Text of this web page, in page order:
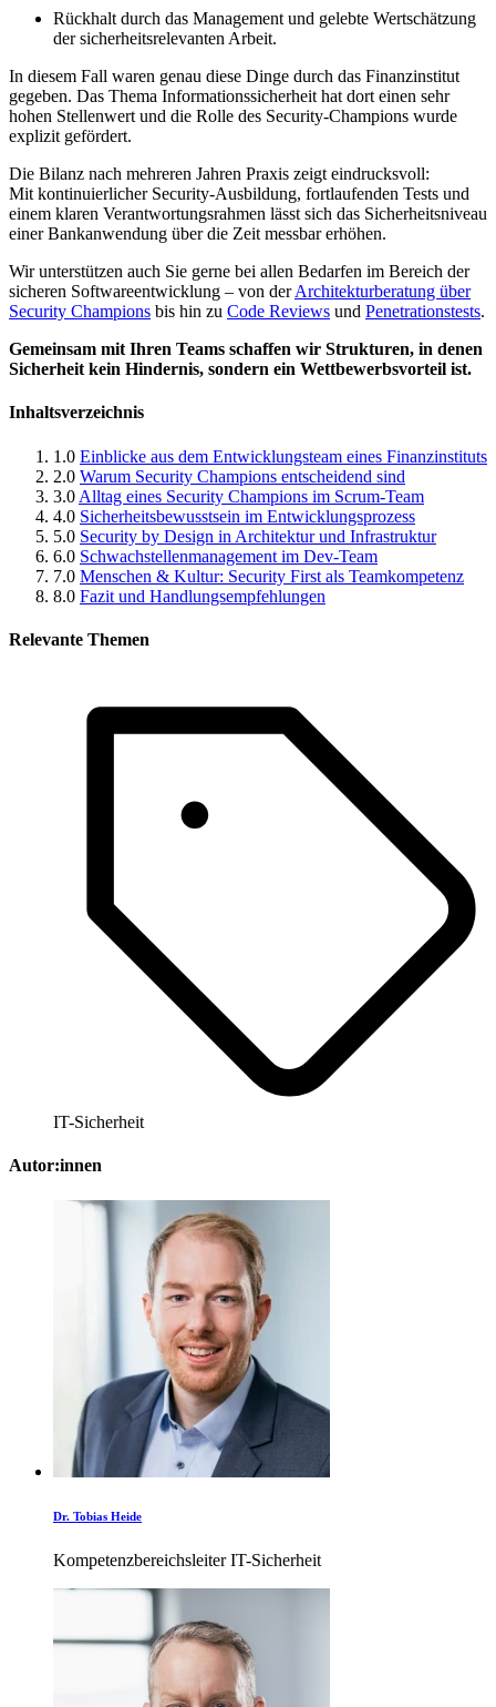
Rückhalt durch das Management und gelebte Wertschätzung
der sicherheitsrelevanten Arbeit.
In diesem Fall waren genau diese Dinge durch das Finanzinstitut
gegeben. Das Thema Informationssicherheit hat dort einen sehr
hohen Stellenwert und die Rolle des Security-Champions wurde
explizit gefördert.
Die Bilanz nach mehreren Jahren Praxis zeigt eindrucksvoll:
Mit kontinuierlicher Security-Ausbildung, fortlaufenden Tests und
einem klaren Verantwortungsrahmen lässt sich das Sicherheitsniveau
einer Bankanwendung über die Zeit messbar erhöhen.
Wir unterstützen auch Sie gerne bei allen Bedarfen im Bereich der
sicheren Softwareentwicklung – von derArchitekturberatung über
Security Champions bis hin zu Code Reviews und Penetrationstests.
Gemeinsam mit Ihren Teams schaffen wir Strukturen, in denen
Sicherheit kein Hindernis, sondern ein Wettbewerbsvorteil ist.
Inhaltsverzeichnis
1.0 Einblicke aus dem Entwicklungsteam eines Finanzinstituts
2.0 Warum Security Champions entscheidend sind
3.0 Alltag eines Security Champions im Scrum-Team
4.0 Sicherheitsbewusstsein im Entwicklungsprozess
5.0 Security by Design in Architektur und Infrastruktur
6.0 Schwachstellenmanagement im Dev-Team
7.0 Menschen & Kultur: Security First als Teamkompetenz
8.0 Fazit und Handlungsempfehlungen
Relevante Themen
IT-Sicherheit
Autor:innen
Dr. Tobias Heide
Kompetenzbereichsleiter IT-Sicherheit